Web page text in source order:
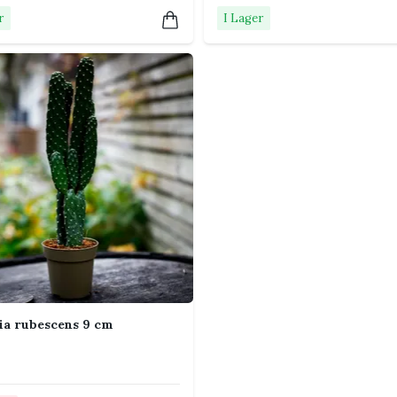
ungefär en gång i månaden under vår
inte vintertid.
Ett mörkt läge ger tunnare
den har glochider.
vintern.
I Lager
rubescens 9 cm